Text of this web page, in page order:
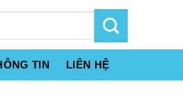
TIN LIÊN HỆ